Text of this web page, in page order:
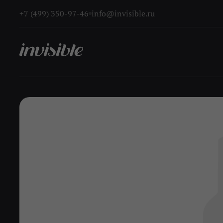
+7 (499) 350-97-46 info@invisible.ru